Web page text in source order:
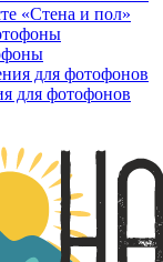
«Стена и пол»
для фотофонов